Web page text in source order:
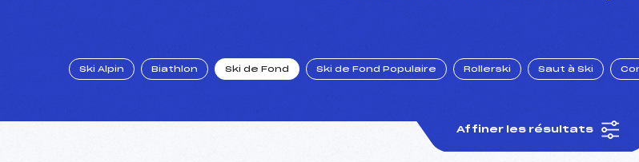
Ski Alpin Biathlon Ski de Fond Ski de Fond Populaire Rollerski Saut à Ski
Affiner les résultats